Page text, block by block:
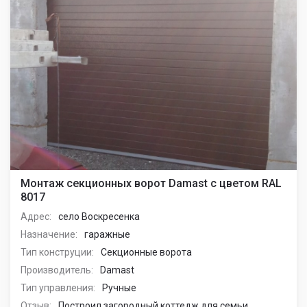
Монтаж секционных ворот Damast с цветом RAL
8017
Адрес:
село Воскресенка
Назначение:
гаражные
Тип конструции:
Секционные ворота
Производитель:
Damast
Тип управления:
Ручные